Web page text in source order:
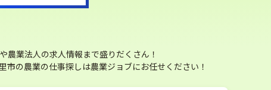
農業法人の求人情報まで盛りだくさん！
の農業の仕事探しは農業ジョブにお任せください！